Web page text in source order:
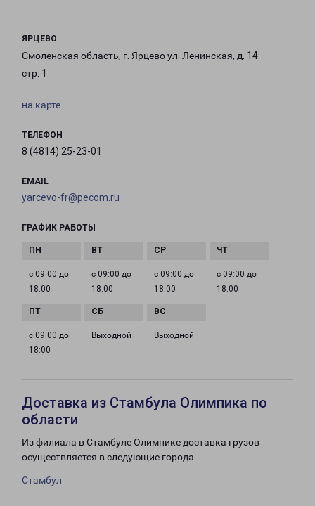
ЯРЦЕВО
Смоленская область, г. Ярцево ул. Ленинская, д. 14
стр. 1
на карте
ТЕЛЕФОН
8 (4814) 25-23-01
EMAIL
yarcevo-fr@pecom.ru
ГРАФИК РАБОТЫ
с 09:00 до
18:00
с 09:00 до
18:00
с 09:00 до
18:00
с 09:00 до
18:00
с 09:00 до
18:00
Выходной Выходной
Доставка из Стамбула Олимпика по
области
Из филиала в Стамбуле Олимпике доставка грузов
осуществляется в следующие города:
Стамбул